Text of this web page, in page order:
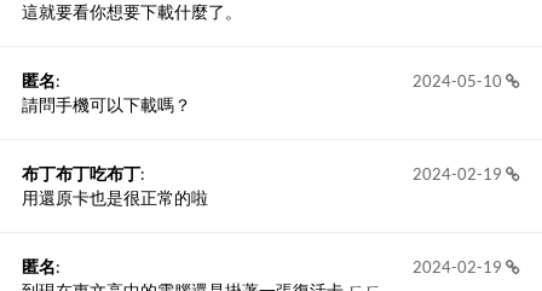
這就要看你想要下載什麼了。
2024-05-10
匿名:
請問手機可以下載嗎？
2024-02-19
布丁布丁吃布丁:
用還原卡也是很正常的啦
2024-02-19
匿名: